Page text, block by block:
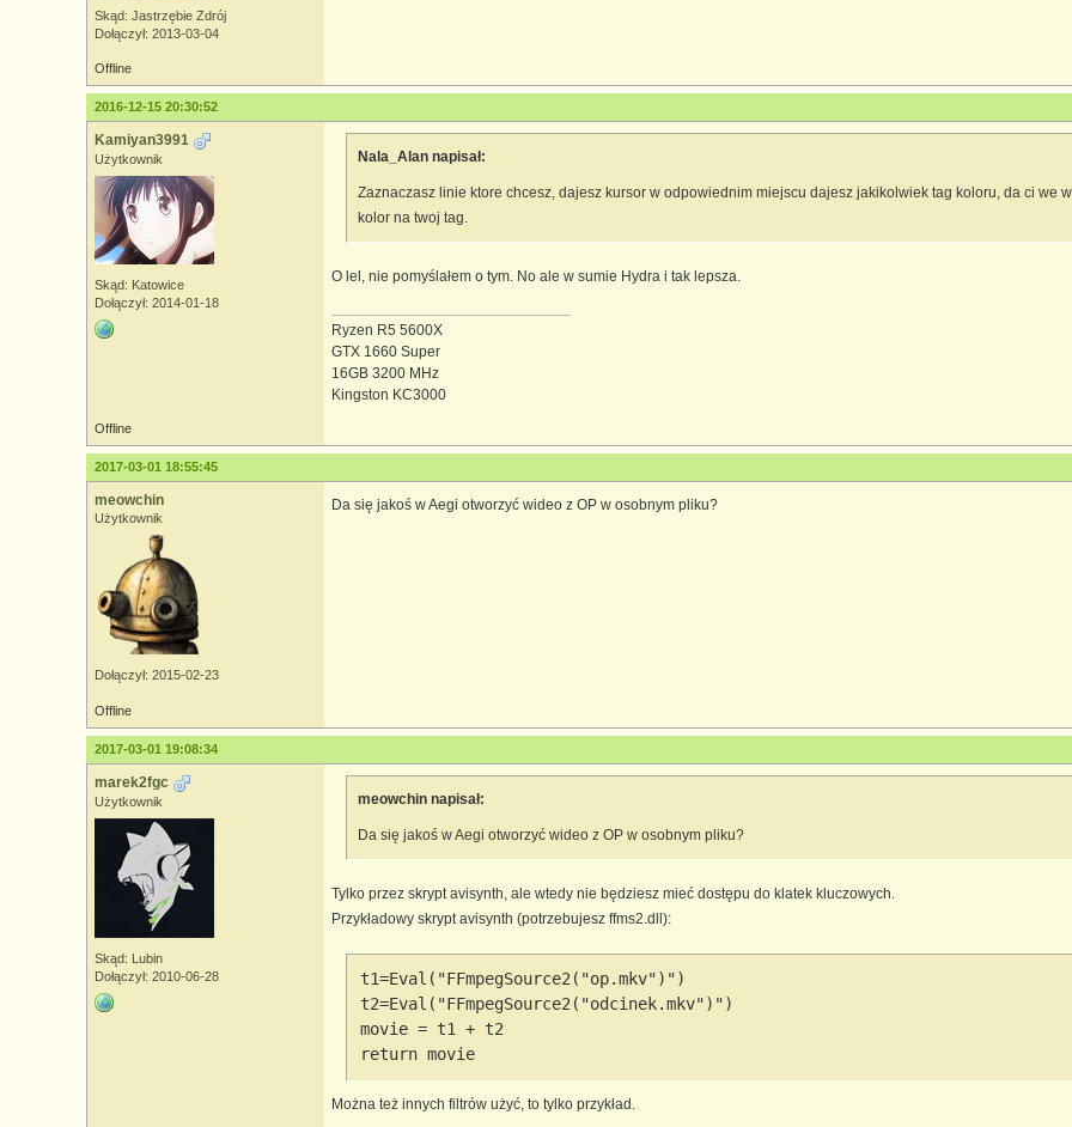
Skąd: Jastrzębie Zdrój
Dołączył: 2013-03-04
Offline
2016-12-15 20:30:52
Kamiyan3991
Użytkownik
Skąd: Katowice
Dołączył: 2014-01-18
Nala_Alan napisał:
Zaznaczasz linie ktore chcesz, dajesz kursor w odpowiednim miejscu dajesz jakikolwiek tag koloru, da ci we
kolor na twoj tag.
O lel, nie pomyślałem o tym. No ale w sumie Hydra i tak lepsza.
Ryzen R5 5600X
GTX 1660 Super
16GB 3200 MHz
Kingston KC3000
Offline
2017-03-01 18:55:45
meowchin
Użytkownik
Dołączył: 2015-02-23
Da się jakoś w Aegi otworzyć wideo z OP w osobnym pliku?
Offline
2017-03-01 19:08:34
marek2fgc
Użytkownik
Skąd: Lubin
Dołączył: 2010-06-28
meowchin napisał:
Da się jakoś w Aegi otworzyć wideo z OP w osobnym pliku?
Tylko przez skrypt avisynth, ale wtedy nie będziesz mieć dostępu do klatek kluczowych.
Przykładowy skrypt avisynth (potrzebujesz ffms2.dll):
t1=Eval("FFmpegSource2("op.mkv")")
t2=Eval("FFmpegSource2("odcinek.mkv")")
movie = t1 + t2
return movie
Można też innych filtrów użyć, to tylko przykład.